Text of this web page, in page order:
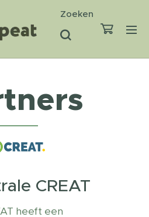
Zoeken
CREAT
heeft een